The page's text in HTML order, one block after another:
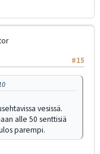
#15
vesissä.
alle 50 senttisiä
parempi.